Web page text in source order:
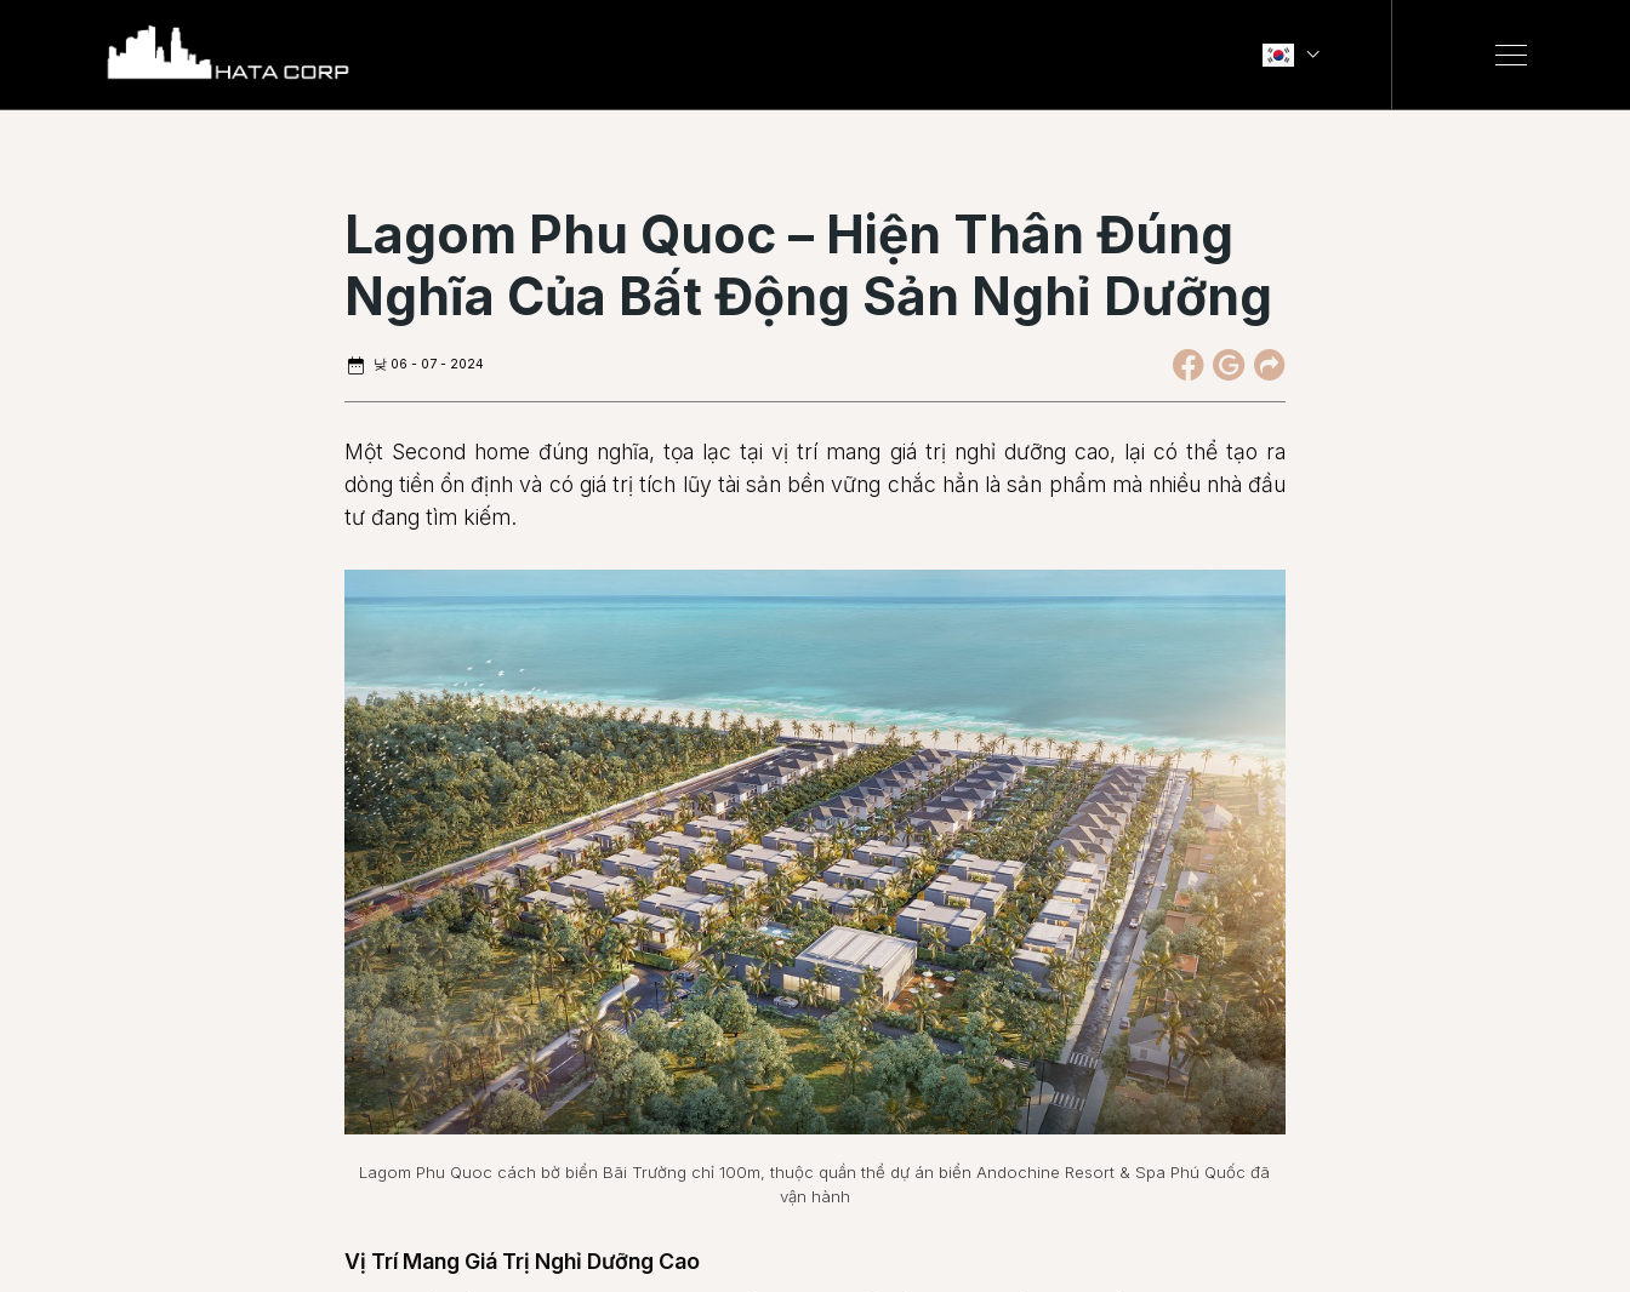
Lagom Phu Quoc – Hiện Thân Đúng
Nghĩa Của Bất Động Sản Nghỉ Dưỡng
낮 06 - 07 - 2024
Một Second home đúng nghĩa, tọa lạc tại vị trí mang giá trị nghỉ dưỡng cao, lại có thể tạo ra
dòng tiền ổn định và có giá trị tích lũy tài sản bền vững chắc hẳn là sản phẩm mà nhiều nhà đầu
tư đang tìm kiếm.
Lagom Phu Quoc cách bờ biển Bãi Trường chỉ 100m, thuộc quần thể dự án biển Andochine Resort & Spa Phú Quốc đã
vận hành
Vị Trí Mang Giá Trị Nghỉ Dưỡng Cao